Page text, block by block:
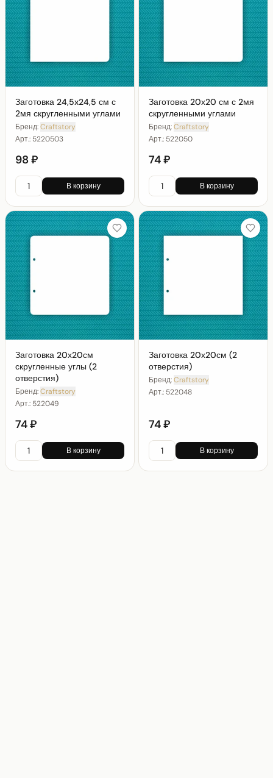
Заготовка 24,5x24,5 см с
2мя скругленными углами
Бренд:Craftstory
Арт.: 5220503
98 ₽
В корзину
Заготовка 20х20 см с 2мя
скругленными углами
Бренд:Craftstory
Арт.: 522050
74 ₽
В корзину
Заготовка 20х20см
скругленные углы (2
отверстия)
Бренд:Craftstory
Арт.: 522049
74 ₽
В корзину
Заготовка 20х20см (2
отверстия)
Бренд:Craftstory
Арт.: 522048
74 ₽
В корзину